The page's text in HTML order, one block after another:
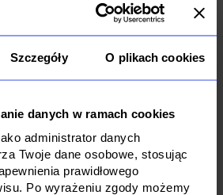
Szczegóły O plikach cookies
danych w ramach cookies
administrator danych
Twoje dane osobowe, stosując
prawidłowego
Po wyrażeniu zgody możemy
benefity
i osiągać sukcesy.